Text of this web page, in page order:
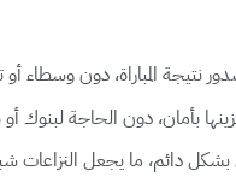
نتيجة المباراة، دون وسطاء
بأمان، دون الحاجة لبنوك أو
دائم، ما يجعل النزاعات